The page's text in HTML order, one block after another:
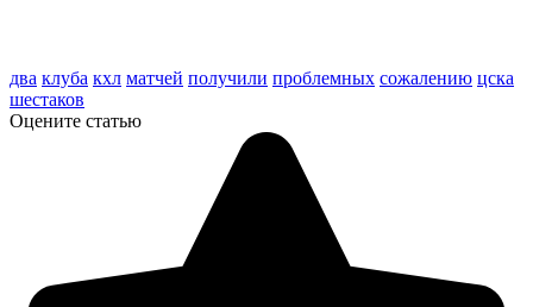
два клуба кхл матчей получили проблемных сожалению цска
шестаков
Оцените статью